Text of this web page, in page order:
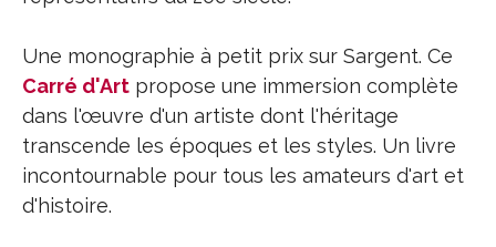
Une monographie à petit prix sur Sargent. Ce
Carré d'Art propose une immersion complète
dans l'œuvre d'un artiste dont l'héritage
transcende les époques et les styles. Un livre
incontournable pour tous les amateurs d'art et
d'histoire.